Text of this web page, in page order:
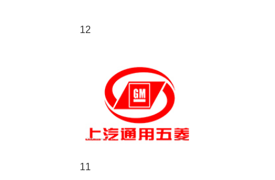
12
11